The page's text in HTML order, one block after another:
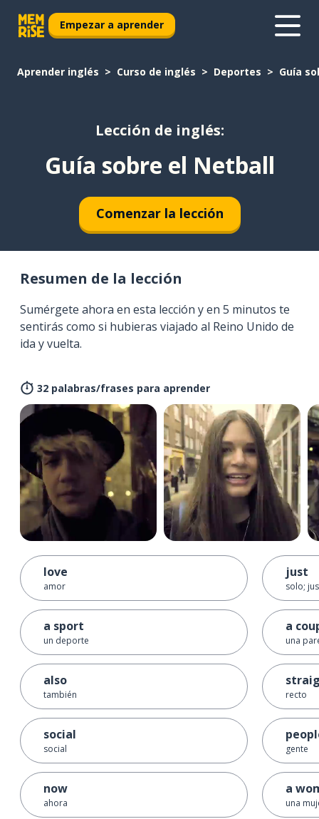
Empezar a aprender
Aprender inglés Curso de inglés Deportes Guía
Lección de inglés:
Guía sobre el Netball
Comenzar la lección
Resumen de la lección
Sumérgete ahora en esta lección y en 5 minutos te
sentirás como si hubieras viajado al Reino Unido de
ida y vuelta.
32 palabras/frases para aprender
love
amor
a sport
un deporte
also
también
social
social
now
ahora
just
solo;
a
una
recto
gente
a
una